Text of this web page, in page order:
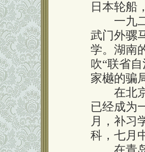
日本轮船
一九二
武门外骡
学。湖南
吹“联省
家樾的骗
在北京
已经成为
月，补习
科，七月